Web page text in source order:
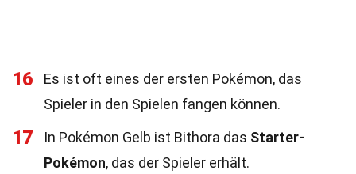
16
Es ist oft eines der ersten Pokémon, das
Spieler in den Spielen fangen können.
17 In Pokémon Gelb ist Bithora das Starter-
Pokémon, das der Spieler erhält.